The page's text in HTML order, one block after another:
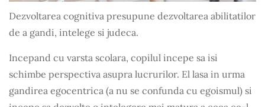
Dezvoltarea cognitiva presupune dezvoltarea abilitatilor
de a gandi, intelege si judeca.
Incepand cu varsta scolara, copilul incepe sa isi
schimbe perspectiva asupra lucrurilor. El lasa in urma
gandirea egocentrica (a nu se confunda cu egoismul) si